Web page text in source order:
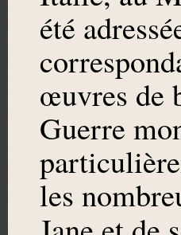
été
œuvres de
Guerre
les